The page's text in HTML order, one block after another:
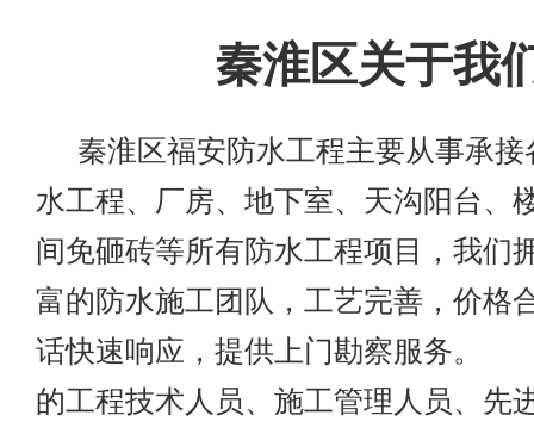
秦淮区关于我
秦淮区福安防水工程主要从事承接
水工程、厂房、地下室、天沟阳台、
间免砸砖等所有防水工程项目，我们
富的防水施工团队，工艺完善，价格
话快速响应，提供上门勘察服务。
的工程技术人员、施工管理人员、先